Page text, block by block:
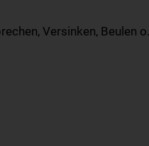
Versinken, Beulen